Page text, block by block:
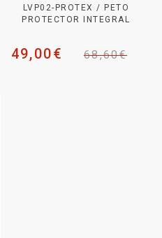
LVP02-PROTEX / PETO
PROTECTOR INTEGRAL
68,60€
49,00€